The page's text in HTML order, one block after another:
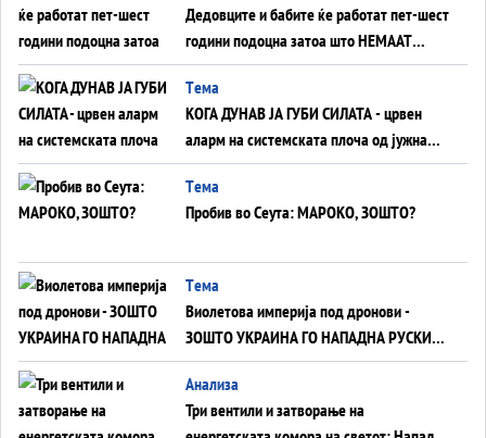
Дедовците и бабите ќе работат пет-шест
години подоцна затоа што НЕМААТ
ВНУЦИ ДА ГИ ЗАМЕНАТ
Tема
КОГА ДУНАВ ЈА ГУБИ СИЛАТА - црвен
аларм на системската плоча од јужна
Германија до Црното Море...
Tема
Пробив во Сеута: МАРОКО, ЗОШТО?
Tема
Виолетова империја под дронови -
ЗОШТО УКРАИНА ГО НАПАДНА РУСКИОТ
WILDBERRIES
Aнализа
Три вентили и затворање на